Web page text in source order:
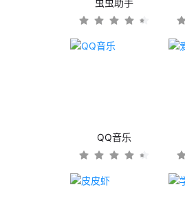
虫虫助手
QQ音乐